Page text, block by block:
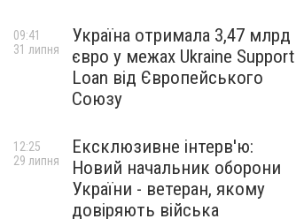
Україна отримала 3,47 млрд
євро у межах Ukraine Support
Loan від Європейського
Союзу
09:41
31 липня
Ексклюзивне інтерв'ю:
Новий начальник оборони
України - ветеран, якому
довіряють війська
12:25
29 липня